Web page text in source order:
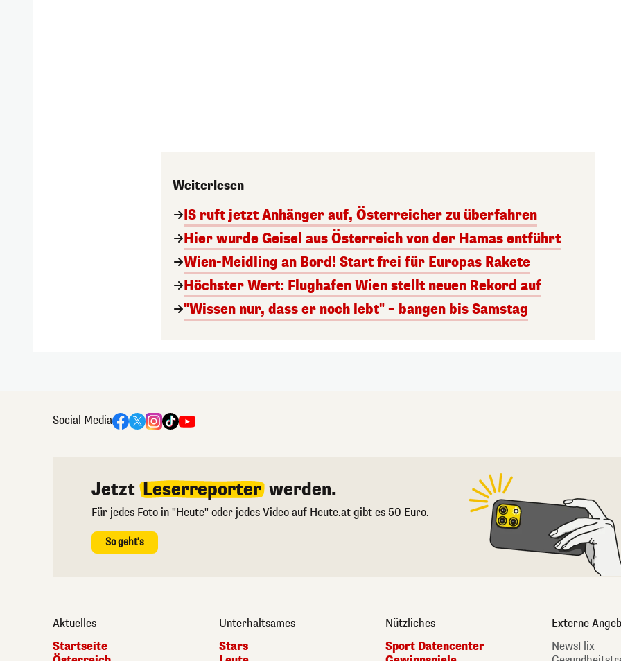
Weiterlesen
IS ruft jetzt Anhänger auf, Österreicher zu überfahren
Hier wurde Geisel aus Österreich von der Hamas entführt
Wien-Meidling an Bord! Start frei für Europas Rakete
Höchster Wert: Flughafen Wien stellt neuen Rekord auf
"Wissen nur, dass er noch lebt" – bangen bis Samstag
Social Media
Jetzt Leserreporter werden.
Für jedes Foto in "Heute" oder jedes Video auf Heute.at gibt es 50 Euro.
So geht's
Aktuelles
Startseite
Unterhaltsames
Stars
Nützliches
Sport Datencenter
Externe
NewsFlix